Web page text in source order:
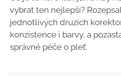
vybrat ten nejlepší?
jednotlivých druzích
konzistence i barvy, a
správné péče o pleť.